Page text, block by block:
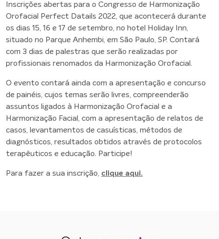
Inscrições abertas para o Congresso de Harmonização
Orofacial Perfect Datails 2022, que acontecerá durante
os dias 15, 16 e 17 de setembro, no hotel Holiday Inn,
situado no Parque Anhembi, em São Paulo, SP. Contará
com 3 dias de palestras que serão realizadas por
profissionais renomados da Harmonização Orofacial.
O evento contará ainda com a apresentação e concurso
de painéis, cujos temas serão livres, compreenderão
assuntos ligados à Harmonização Orofacial e a
Harmonização Facial, com a apresentação de relatos de
casos, levantamentos de casuísticas, métodos de
diagnósticos, resultados obtidos através de protocolos
terapêuticos e educação. Participe!
Para fazer a sua inscrição, clique aqui.